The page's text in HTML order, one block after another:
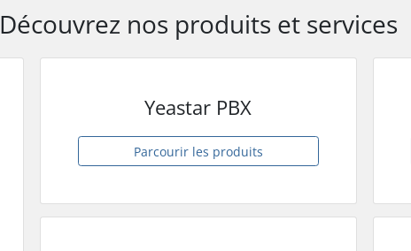
Découvrez nos produits et services
Yeastar PBX
Parcourir les produits